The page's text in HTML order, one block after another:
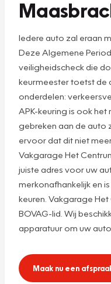
Iedere auto zal eraan
Deze Algemene
veiligheidscheck die
keurmeester toetst de
onderdelen:
APK-keuring is ook
gebreken aan de auto
ervoor dat dit niet
Vakgarage Het
juiste adres voor uw
merkonafhankelijk en
keuren. Vakgarage
BOVAG-lid. Wij
apparatuur om uw auto
Maak nu een